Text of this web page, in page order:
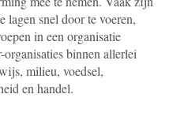
lagen snel door te voeren,
in een organisatie
binnen allerlei
milieu, voedsel,
en handel.